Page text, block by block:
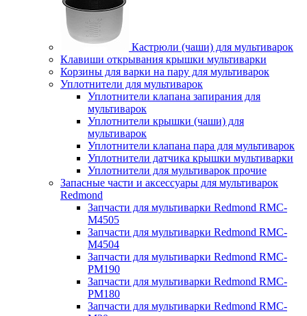
Кастрюли (чаши) для мультиварок
Клавиши открывания крышки мультиварки
Корзины для варки на пару для мультиварок
Уплотнители для мультиварок
Уплотнители клапана запирания для
мультиварок
Уплотнители крышки (чаши) для
мультиварок
Уплотнители клапана пара для мультиварок
Уплотнители датчика крышки мультиварки
Уплотнители для мультиварок прочие
Запасные части и аксессуары для мультиварок
Redmond
Запчасти для мультиварки Redmond RMC-
M4505
Запчасти для мультиварки Redmond RMC-
M4504
Запчасти для мультиварки Redmond RMC-
PM190
Запчасти для мультиварки Redmond RMC-
PM180
Запчасти для мультиварки Redmond RMC-